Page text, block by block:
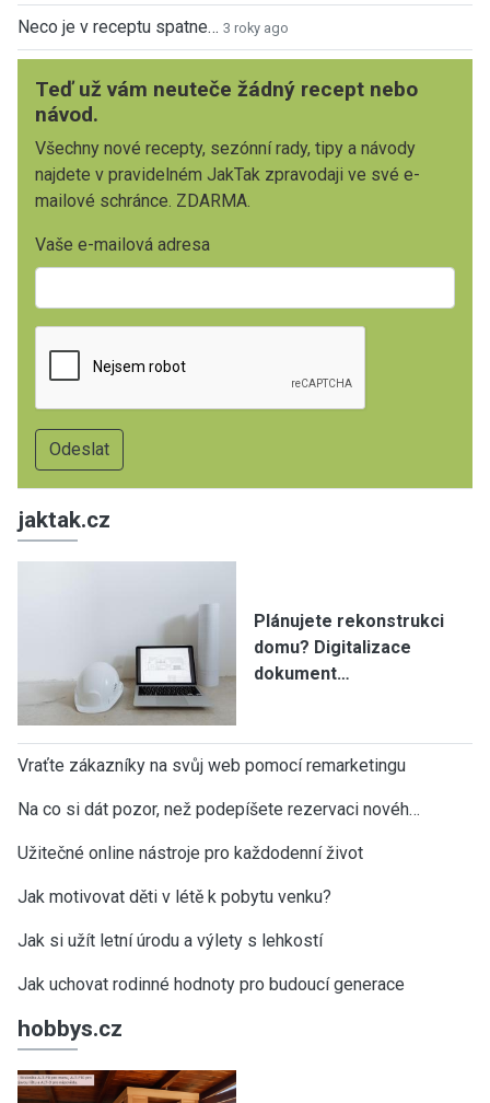
Neco je v receptu spatne… 3 roky ago
Teď už vám neuteče žádný recept nebo
návod.
Všechny nové recepty, sezónní rady, tipy a návody
najdete v pravidelném JakTak zpravodaji ve své e-
mailové schránce. ZDARMA.
Vaše e-mailová adresa
jaktak.cz
Plánujete rekonstrukci
domu? Digitalizace
dokument…
Vraťte zákazníky na svůj web pomocí remarketingu
Na co si dát pozor, než podepíšete rezervaci novéh…
Užitečné online nástroje pro každodenní život
Jak motivovat děti v létě k pobytu venku?
Jak si užít letní úrodu a výlety s lehkostí
Jak uchovat rodinné hodnoty pro budoucí generace
hobbys.cz